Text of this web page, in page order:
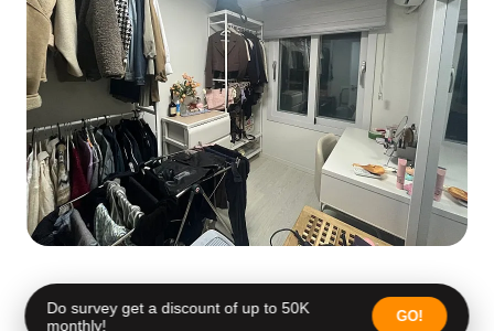
Do survey get a discount of up to 50K
monthly!
GO!